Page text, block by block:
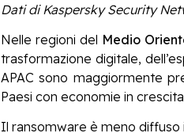
Dati di Kaspersky Security
Nelle regioni del Medio
trasformazione digitale,
APAC sono maggiormente
Paesi con economie in
Il ransomware è meno diffuso